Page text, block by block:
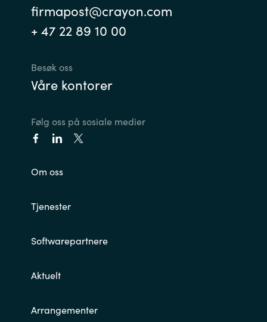
firmapost@crayon.com
+ 47 22 89 10 00
Besøk oss
Våre kontorer
Følg oss på sosiale medier
Om oss
Tjenester
Softwarepartnere
Aktuelt
Arrangementer